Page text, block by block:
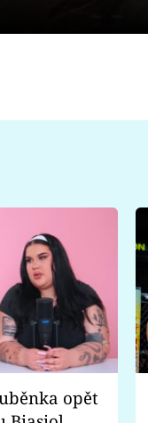
opět